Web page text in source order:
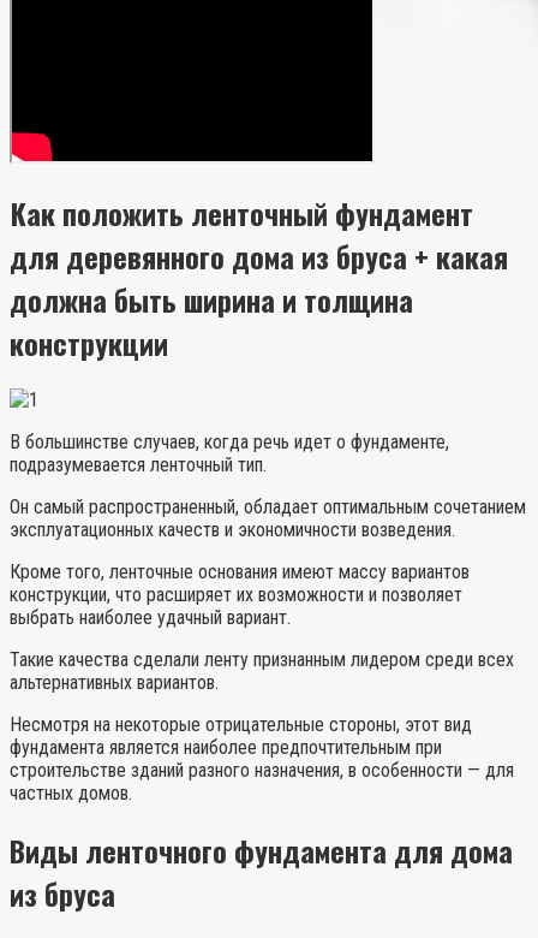
Как положить ленточный фундамент
для деревянного дома из бруса + какая
должна быть ширина и толщина
конструкции
В большинстве случаев, когда речь идет о фундаменте,
подразумевается ленточный тип.
Он самый распространенный, обладает оптимальным сочетанием
эксплуатационных качеств и экономичности возведения.
Кроме того, ленточные основания имеют массу вариантов
конструкции, что расширяет их возможности и позволяет
выбрать наиболее удачный вариант.
Такие качества сделали ленту признанным лидером среди всех
альтернативных вариантов.
Несмотря на некоторые отрицательные стороны, этот вид
фундамента является наиболее предпочтительным при
строительстве зданий разного назначения, в особенности — для
частных домов.
Виды ленточного фундамента для дома
из бруса